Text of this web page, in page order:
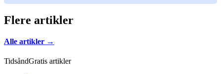
Flere artikler
Alle artikler →
TidsåndGratis artikler